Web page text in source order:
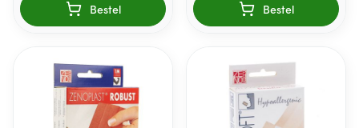
Bestel Bestel